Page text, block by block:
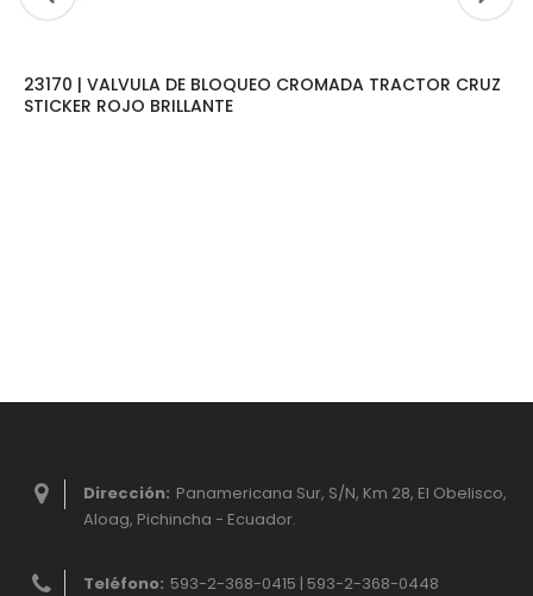
23170 | VALVULA DE BLOQUEO CROMADA TRACTOR CRUZ
STICKER ROJO BRILLANTE
Dirección: Panamericana Sur, S/N, Km 28, El Obelisco,
Aloag, Pichincha - Ecuador.
Teléfono: 593-2-368-0415 | 593-2-368-0448